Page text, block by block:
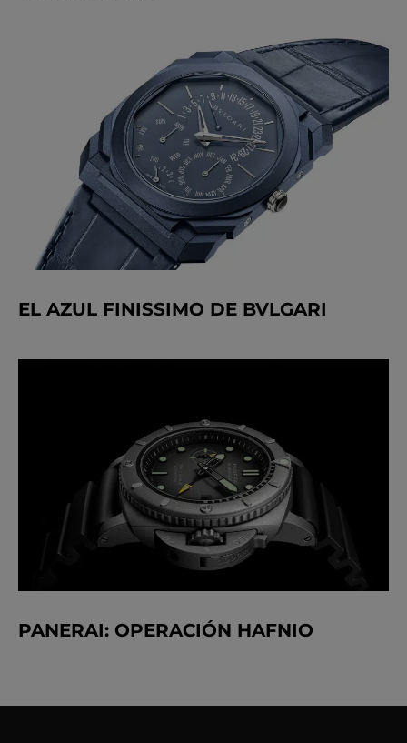
EL AZUL FINISSIMO DE BVLGARI
PANERAI: OPERACIÓN HAFNIO